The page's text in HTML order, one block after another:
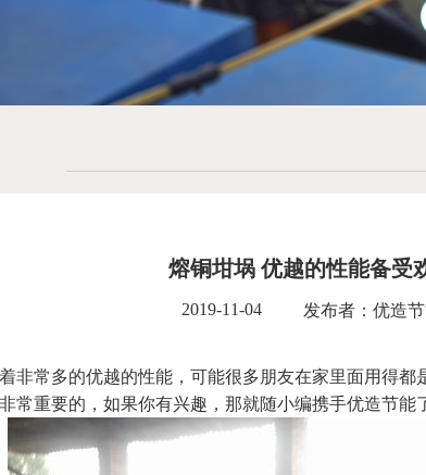
熔铜坩埚 优越的性能备受
2019-11-04 发布者：优造
常多的优越的性能，可能很多朋友在家里面用得都
常重要的，如果你有兴趣，那就随小编携手优造节能